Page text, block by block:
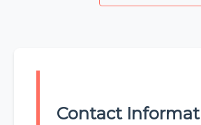
Contact